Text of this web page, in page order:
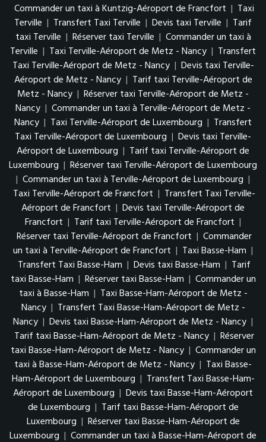
Commander un taxi à Kuntzig-Aéroport de Francfort | Taxi
Terville | Transfert Taxi Terville | Devis taxi Terville | Tarif
taxi Terville | Réserver taxi Terville | Commander un taxi à
Terville | Taxi Terville-Aéroport de Metz - Nancy | Transfert
Taxi Terville-Aéroport de Metz - Nancy | Devis taxi Terville-
Aéroport de Metz - Nancy | Tarif taxi Terville-Aéroport de
Metz - Nancy | Réserver taxi Terville-Aéroport de Metz -
Nancy | Commander un taxi à Terville-Aéroport de Metz -
Nancy | Taxi Terville-Aéroport de Luxembourg | Transfert
Taxi Terville-Aéroport de Luxembourg | Devis taxi Terville-
Aéroport de Luxembourg | Tarif taxi Terville-Aéroport de
Luxembourg | Réserver taxi Terville-Aéroport de Luxembourg
| Commander un taxi à Terville-Aéroport de Luxembourg |
Taxi Terville-Aéroport de Francfort | Transfert Taxi Terville-
Aéroport de Francfort | Devis taxi Terville-Aéroport de
Francfort | Tarif taxi Terville-Aéroport de Francfort |
Réserver taxi Terville-Aéroport de Francfort | Commander
un taxi à Terville-Aéroport de Francfort | Taxi Basse-Ham |
Transfert Taxi Basse-Ham | Devis taxi Basse-Ham | Tarif
taxi Basse-Ham | Réserver taxi Basse-Ham | Commander un
taxi à Basse-Ham | Taxi Basse-Ham-Aéroport de Metz -
Nancy | Transfert Taxi Basse-Ham-Aéroport de Metz -
Nancy | Devis taxi Basse-Ham-Aéroport de Metz - Nancy |
Tarif taxi Basse-Ham-Aéroport de Metz - Nancy | Réserver
taxi Basse-Ham-Aéroport de Metz - Nancy | Commander un
taxi à Basse-Ham-Aéroport de Metz - Nancy | Taxi Basse-
Ham-Aéroport de Luxembourg | Transfert Taxi Basse-Ham-
Aéroport de Luxembourg | Devis taxi Basse-Ham-Aéroport
de Luxembourg | Tarif taxi Basse-Ham-Aéroport de
Luxembourg | Réserver taxi Basse-Ham-Aéroport de
Luxembourg | Commander un taxi à Basse-Ham-Aéroport de